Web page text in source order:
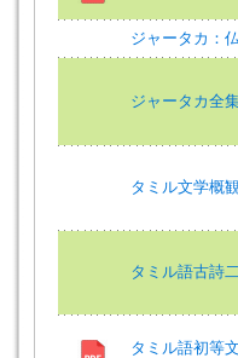
ジャータカ：
ジャータカ全
タミル文学概
タミル語古詩
タミル語初等